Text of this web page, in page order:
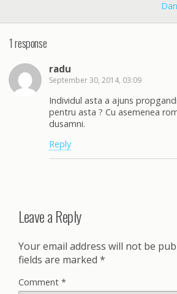
1 response
radu
September 30, 2014, 03:09
Individul asta a ajuns
pentru asta ? Cu asemenea
dusamni.
Reply
Leave a Reply
Your email address will not be
fields are marked *
Comment *